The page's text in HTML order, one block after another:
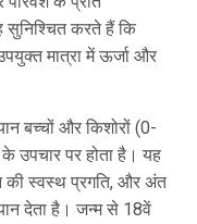
सुनिश्चित करते हैं कि
मात्रा में ऊर्जा और
बच्चों और किशोरों (0-
के उपचार पर होता है। यह
की स्वस्थ प्रगति, और अंत
देता है। जन्म से 18वें